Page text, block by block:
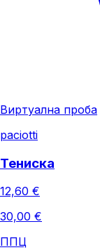
Виртуална проба
paciotti
Тениска
12,60 €
30,00 €
ППЦ